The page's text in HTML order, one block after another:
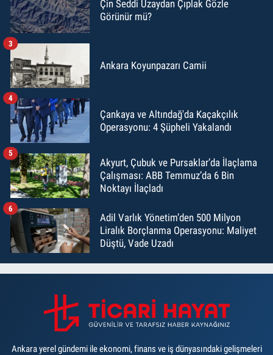
Çin Seddi Uzaydan Çıplak Gözle
Görünür mü?
Ankara Koyunpazarı Camii
3
Çankaya ve Altındağ'da Kaçakçılık
Operasyonu: 4 Şüpheli Yakalandı
4
Akyurt, Çubuk ve Pursaklar’da İlaçlama
Çalışması: ABB Temmuz’da 6 Bin
Noktayı İlaçladı
5
Adil Varlık Yönetim’den 500 Milyon
Liralık Borçlanma Operasyonu: Maliyet
Düştü, Vade Uzadı
6
Ankara yerel gündemi ile ekonomi, finans ve iş dünyasındaki gelişmeleri